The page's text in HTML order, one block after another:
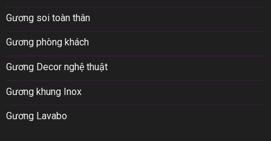
Gương soi toàn thân
Gương phòng khách
Gương Decor nghệ thuật
Gương khung Inox
Gương Lavabo